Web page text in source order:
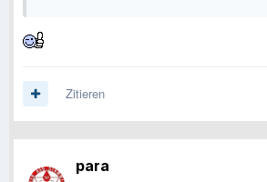
Zitieren
para